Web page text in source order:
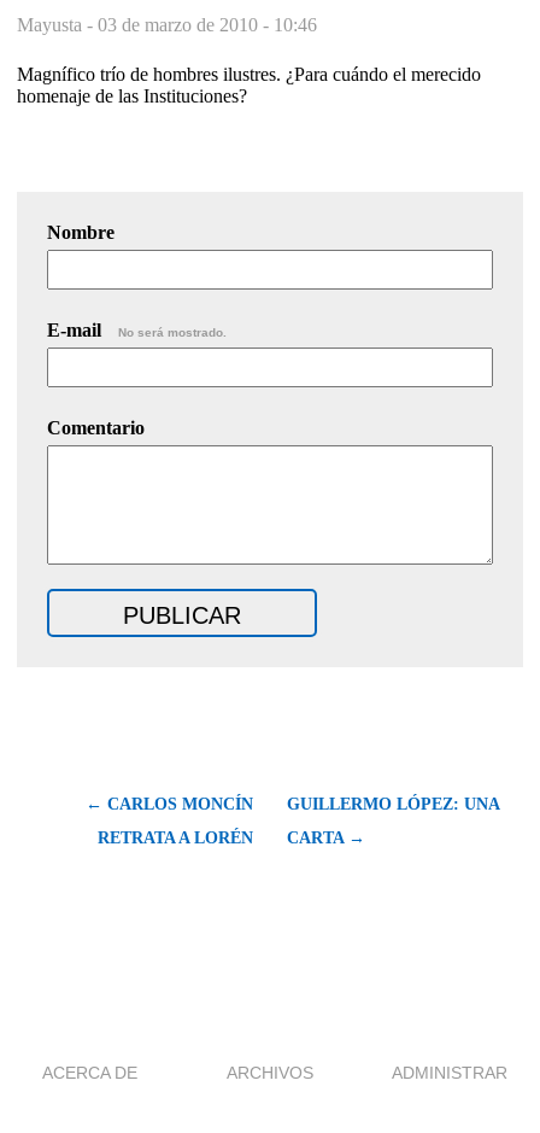
Mayusta - 03 de marzo de 2010 - 10:46
Magnífico trío de hombres ilustres. ¿Para cuándo el merecido
homenaje de las Instituciones?
Nombre
E-mail No será mostrado.
Comentario
← CARLOS MONCÍN
RETRATA A LORÉN
GUILLERMO LÓPEZ: UNA
CARTA →
ACERCA DE ARCHIVOS ADMINISTRAR